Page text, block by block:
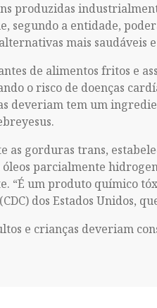
produzidas
segundo a entidade,
mais saudáveis
de alimentos fritos e
o risco de doenças
deveriam tem um
gorduras trans,
parcialmente
um produto químico
dos Estados Unidos,
e crianças deveriam